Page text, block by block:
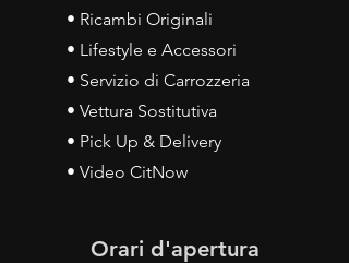
• Ricambi Originali
• Lifestyle e Accessori
• Servizio di Carrozzeria
• Vettura Sostitutiva
• Pick Up & Delivery
• Video CitNow
Orari d'apertura